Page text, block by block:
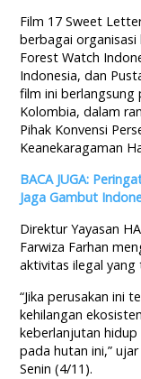
Film 17 Sweet
berbagai
Forest Watch
Indonesia, dan
film ini berlangsung
Kolombia, dalam
Pihak Konvensi
Keanekaragaman
BACA JUGA:
Jaga Gambut
Direktur Yayasan
Farwiza Farhan
aktivitas ilegal yang
“Jika perusakan ini
kehilangan
keberlanjutan
pada hutan ini,”
Senin (4/11).